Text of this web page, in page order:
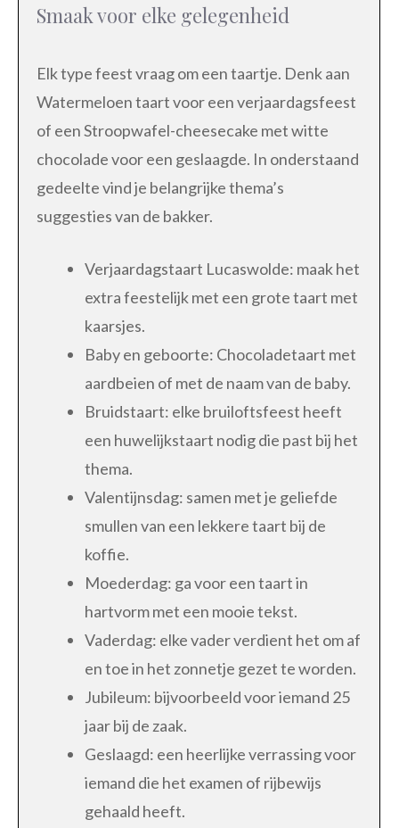
Smaak voor elke gelegenheid
Elk type feest vraag om een taartje. Denk aan
Watermeloen taart voor een verjaardagsfeest
of een Stroopwafel-cheesecake met witte
chocolade voor een geslaagde. In onderstaand
gedeelte vind je belangrijke thema’s
suggesties van de bakker.
Verjaardagstaart Lucaswolde: maak het
extra feestelijk met een grote taart met
kaarsjes.
Baby en geboorte: Chocoladetaart met
aardbeien of met de naam van de baby.
Bruidstaart: elke bruiloftsfeest heeft
een huwelijkstaart nodig die past bij het
thema.
Valentijnsdag: samen met je geliefde
smullen van een lekkere taart bij de
koffie.
Moederdag: ga voor een taart in
hartvorm met een mooie tekst.
Vaderdag: elke vader verdient het om af
en toe in het zonnetje gezet te worden.
Jubileum: bijvoorbeeld voor iemand 25
jaar bij de zaak.
Geslaagd: een heerlijke verrassing voor
iemand die het examen of rijbewijs
gehaald heeft.